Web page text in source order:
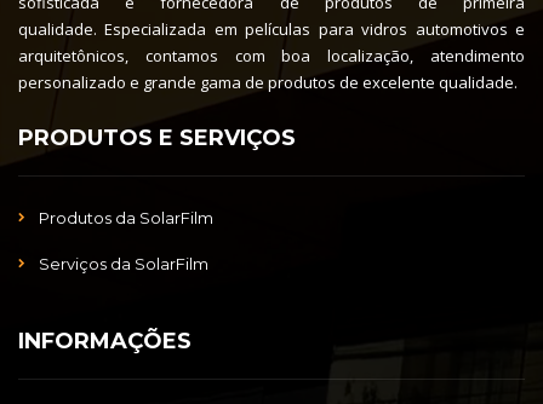
qualidade. Especializada em películas para vidros automotivos e
arquitetônicos, contamos com boa localização, atendimento
personalizado e grande gama de produtos de excelente qualidade.
PRODUTOS E SERVIÇOS
Produtos da SolarFilm
Serviços da SolarFilm
INFORMAÇÕES